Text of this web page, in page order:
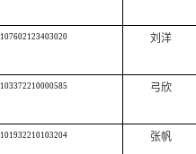
107602123403020 刘洋
103372210000585 弓欣
101932210103204 张帆